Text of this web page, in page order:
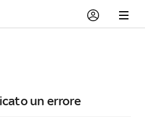
un errore